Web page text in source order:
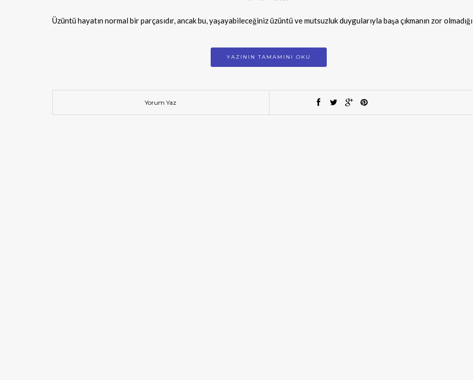
Üzüntü hayatın normal bir parçasıdır, ancak bu, yaşayabileceğiniz üzüntü ve mutsuzluk duygularıyla başa çıkmanın zor olmadığı
YAZININ TAMAMINI OKU
Yorum Yaz